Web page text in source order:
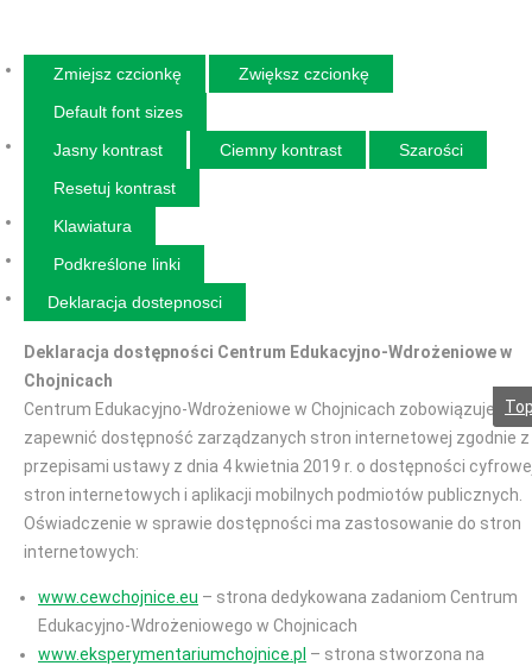
Zmiejsz czcionkę
Zwiększ czcionkę
Default font sizes
Jasny kontrast
Ciemny kontrast
Szarości
Resetuj kontrast
Klawiatura
Podkreślone linki
Deklaracja dostepnosci
Deklaracja dostępności Centrum Edukacyjno-Wdrożeniowe w
Chojnicach
Centrum Edukacyjno-Wdrożeniowe w Chojnicach zobowiązuje się
zapewnić dostępność zarządzanych stron internetowej zgodnie z
przepisami ustawy z dnia 4 kwietnia 2019 r. o dostępności
stron internetowych i aplikacji mobilnych podmiotów publicznych.
Oświadczenie w sprawie dostępności ma zastosowanie do stron
internetowych:
www.cewchojnice.eu – strona dedykowana zadaniom Centrum
Edukacyjno-Wdrożeniowego w Chojnicach
www.eksperymentariumchojnice.pl – strona stworzona na